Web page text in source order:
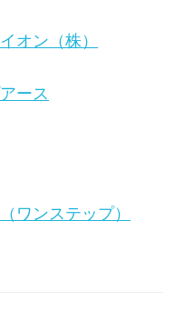
オン（株）
ース
ワンステップ）